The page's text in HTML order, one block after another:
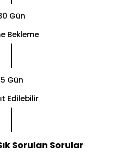
Gün
Bekleme
5 Gün
Edilebilir
Sorulan Sorular